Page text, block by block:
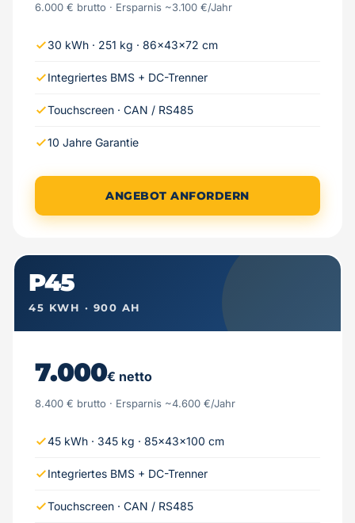
6.000 € brutto · Ersparnis ~3.100 €/Jahr
30 kWh · 251 kg · 86×43×72 cm
Integriertes BMS + DC-Trenner
Touchscreen · CAN / RS485
10 Jahre Garantie
ANGEBOT ANFORDERN
P45
45 KWH · 900 AH
7.000€ netto
8.400 € brutto · Ersparnis ~4.600 €/Jahr
45 kWh · 345 kg · 85×43×100 cm
Integriertes BMS + DC-Trenner
Touchscreen · CAN / RS485